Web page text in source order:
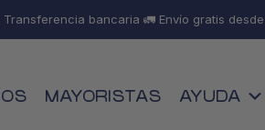
bancaria 🚛 Envío gratis
MAYORISTAS AYUDA